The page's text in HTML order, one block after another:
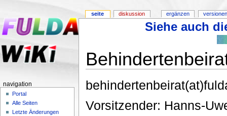
Siehe auch
Vorsitzender: Hanns-
seite diskussion ergänzen
navigation
Portal
Alle Seiten
Letzte Änderungen